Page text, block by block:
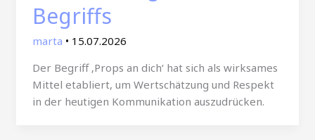
Begriffs
marta • 15.07.2026
Der Begriff ‚Props an dich‘ hat sich als wirksames
Mittel etabliert, um Wertschätzung und Respekt
in der heutigen Kommunikation auszudrücken.